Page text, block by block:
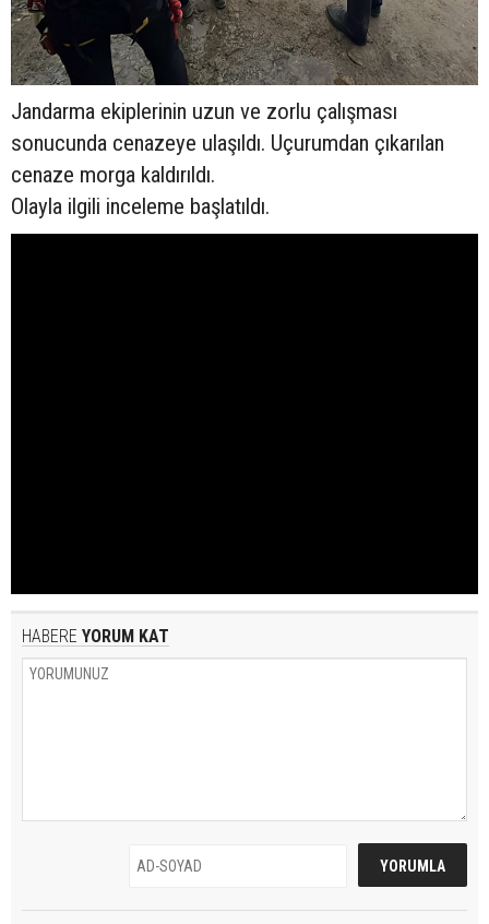
Jandarma ekiplerinin uzun ve zorlu çalışması
sonucunda cenazeye ulaşıldı. Uçurumdan çıkarılan
cenaze morga kaldırıldı.
Olayla ilgili inceleme başlatıldı.
HABERE YORUM KAT